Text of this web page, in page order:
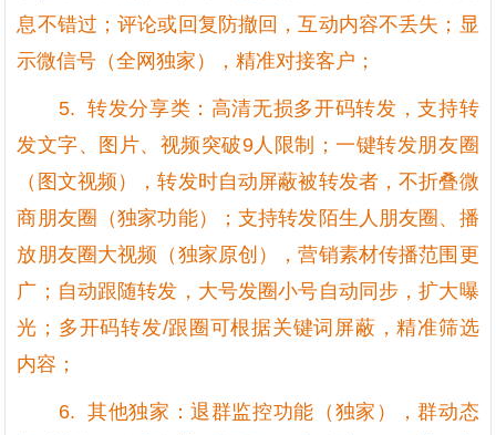
息不错过；评论或回复防撤回，互动内容不丢失；显
示微信号（全网独家），精准对接客户；
5. 转发分享类：高清无损多开码转发，支持转
发文字、图片、视频突破9人限制；一键转发朋友圈
（图文视频），转发时自动屏蔽被转发者，不折叠微
商朋友圈（独家功能）；支持转发陌生人朋友圈、播
放朋友圈大视频（独家原创），营销素材传播范围更
广；自动跟随转发，大号发圈小号自动同步，扩大曝
光；多开码转发/跟圈可根据关键词屏蔽，精准筛选
内容；
6. 其他独家：退群监控功能（独家），群动态